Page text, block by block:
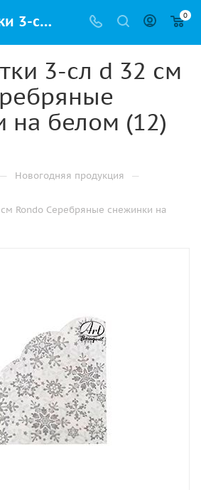
НГ Салфетки 3-сл d 32 см Rondo Серебряные снежинки на белом (12) 1/15 купить оптом и в розницу в Казани с доставкой недорого 0
3-сл d 32 см
на белом (12)
— Новогодняя продукция —
Rondo Серебряные снежинки на